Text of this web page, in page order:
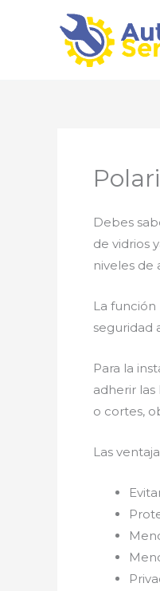
Debes
de vidrios
niveles de
La
seguridad
Para la
adherir
o cortes,
Las